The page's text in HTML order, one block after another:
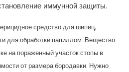
иммунной защиты.
средство для шипиц,
для обработки папиллом. Вещество
на пораженный участок стопы в
от размера бородавки. Нужно